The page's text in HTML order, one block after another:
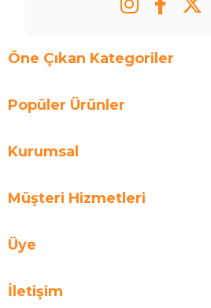
Öne Çıkan Kategoriler
Popüler Ürünler
Kurumsal
Müşteri Hizmetleri
Üye
İletişim